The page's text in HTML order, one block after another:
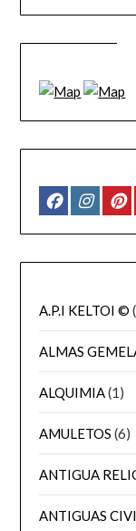
A.P.I KELTOI ©
ALMAS
ALQUIMIA(1)
AMULETOS (6)
ANTIGUA
ANTIGUAS